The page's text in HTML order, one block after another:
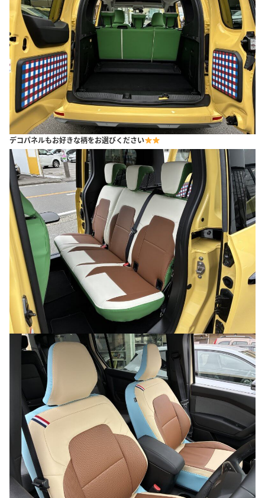
デコパネルもお好きな柄をお選びください